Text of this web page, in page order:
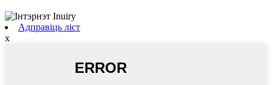
Адправіць ліст
x